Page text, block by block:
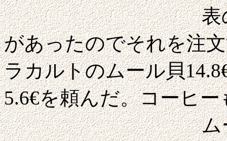
表のランチメ
があったのでそれを注
ラカルトのムール貝
5.6€を頼んだ。コーヒ
ムール貝は未